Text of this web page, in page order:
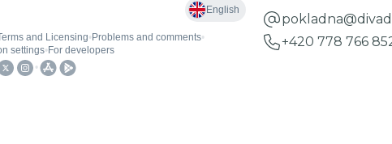
+420 778 766